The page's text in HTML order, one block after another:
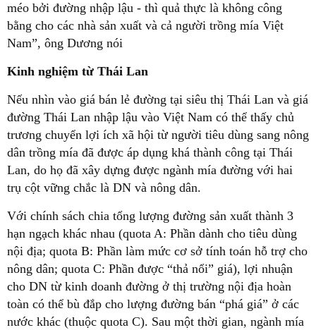
méo bởi đường nhập lậu - thì quả thực là không công
bằng cho các nhà sản xuất và cả người trồng mía Việt
Nam”, ông Dương nói
Kinh nghiệm từ Thái Lan
Nếu nhìn vào giá bán lẻ đường tại siêu thị Thái Lan và giá
đường Thái Lan nhập lậu vào Việt Nam có thể thấy chủ
trương chuyển lợi ích xã hội từ người tiêu dùng sang nông
dân trồng mía đã được áp dụng khá thành công tại Thái
Lan, do họ đã xây dựng được ngành mía đường với hai
trụ cột vững chắc là DN và nông dân.
Với chính sách chia tổng lượng đường sản xuất thành 3
hạn ngạch khác nhau (quota A: Phần dành cho tiêu dùng
nội địa; quota B: Phần làm mức cơ sở tính toán hỗ trợ cho
nông dân; quota C: Phần được “thả nổi” giá), lợi nhuận
cho DN từ kinh doanh đường ở thị trường nội địa hoàn
toàn có thể bù đắp cho lượng đường bán “phá giá” ở các
nước khác (thuộc quota C). Sau một thời gian, ngành mía